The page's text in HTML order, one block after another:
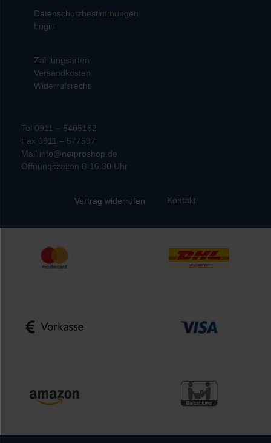
Datenschutzbestimmungen
Login
Zahlungsarten
Versandkosten
Widerrufsrecht
Tel 0911 – 5405162
Fax 0911 – 577597
Mail info@netproshop.de
Öffnungszeiten 8-16.30 Uhr
Vertrag widerrufen Kontakt